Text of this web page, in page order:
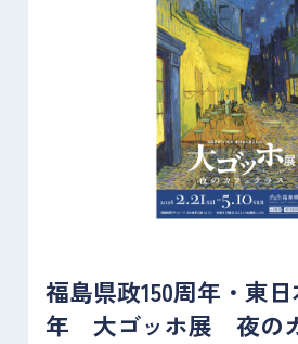
福島県政150周年・東
年 大ゴッホ展 夜の